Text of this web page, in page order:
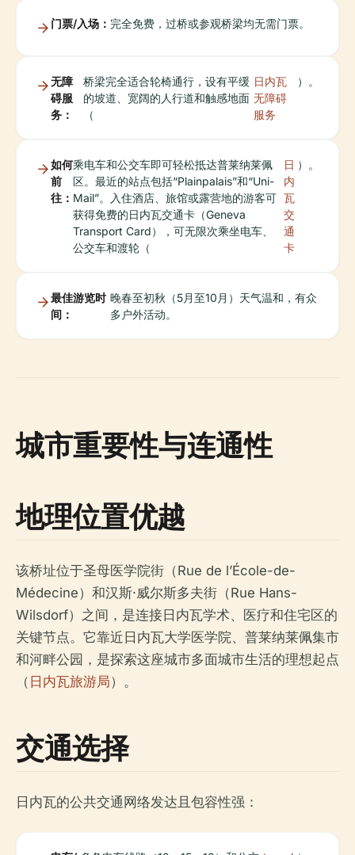
门票/入场： 完全免费，过桥或参观桥梁均无需门票。
无障
碍服
务：
桥梁完全适合轮椅通行，设有平缓
的坡道、宽阔的人行道和触感地面
（
日内瓦
无障碍
服务
）。
如何
前
往：
乘电车和公交车即可轻松抵达普莱纳莱佩
区。最近的站点包括“Plainpalais”和“Uni-
Mail”。入住酒店、旅馆或露营地的游客可
获得免费的日内瓦交通卡（Geneva
Transport Card），可无限次乘坐电车、
公交车和渡轮（
日
内
瓦
交
通
卡
）。
最佳游览时
间：
晚春至初秋（5月至10月）天气温和，有众
多户外活动。
城市重要性与连通性
地理位置优越
该桥址位于圣母医学院街（Rue de l’École-de-
Médecine）和汉斯·威尔斯多夫街（Rue Hans-
Wilsdorf）之间，是连接日内瓦学术、医疗和住宅区的
关键节点。它靠近日内瓦大学医学院、普莱纳莱佩集市
和河畔公园，是探索这座城市多面城市生活的理想起点
（ 日内瓦旅游局）。
交通选择
日内瓦的公共交通网络发达且包容性强：